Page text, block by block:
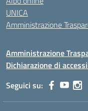
UNICA
Amministrazione
Amministrazione
Dichiarazione di
Seguici su: